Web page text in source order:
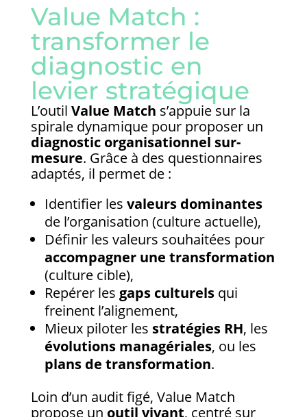
Value Match :
transformer le
diagnostic en
levier stratégique
L’outil Value Match s’appuie sur la
spirale dynamique pour proposer un
diagnostic organisationnel sur-
mesure. Grâce à des questionnaires
adaptés, il permet de :
Identifier les valeurs dominantes
de l’organisation (culture actuelle),
Définir les valeurs souhaitées pour
accompagner une transformation
(culture cible),
Repérer les gaps culturelsqui
freinent l’alignement,
Mieux piloter les stratégies RH, les
évolutions managériales, ou les
plans de transformation.
Loin d’un audit figé, Value Match
propose un outil vivant, centré sur